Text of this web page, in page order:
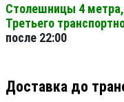
Столешницы 4
Третьего
после 22:00
Доставка до